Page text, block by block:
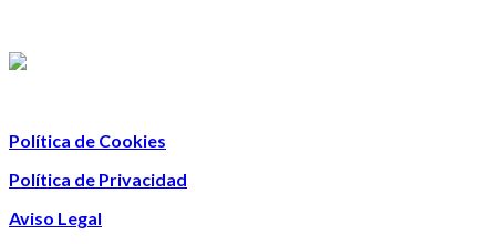
Política de Cookies
Política de Privacidad
Aviso Legal